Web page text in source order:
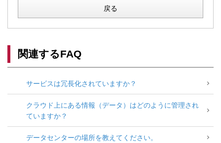
戻る
関連するFAQ
サービスは冗長化されていますか？
クラウド上にある情報（データ）はどのように管理され
ていますか？
データセンターの場所を教えてください。